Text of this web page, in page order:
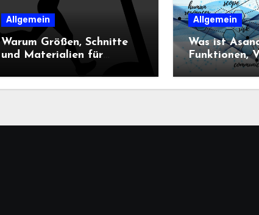
Allgemein
Warum Größen, Schnitte
und Materialien für
entscheidend sind
Allgemein
Was ist
Funktionen,
Einsatz im